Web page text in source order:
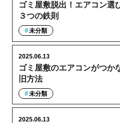
ゴミ屋敷脱出！エアコン選
３つの鉄則
未分類
ゴミ屋敷のエアコンがつか
旧方法
2025.06.13
未分類
2025.06.13